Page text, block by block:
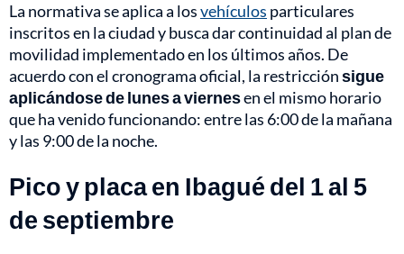
La normativa se aplica a losvehículos particulares
inscritos en la ciudad y busca dar continuidad al plan de
movilidad implementado en los últimos años. De
acuerdo con el cronograma oficial, la restricciónsigue
aplicándose de lunes a viernesen el mismo horario
que ha venido funcionando: entre las 6:00 de la mañana
y las 9:00 de la noche.
Pico y placa en Ibagué del 1 al 5
de septiembre